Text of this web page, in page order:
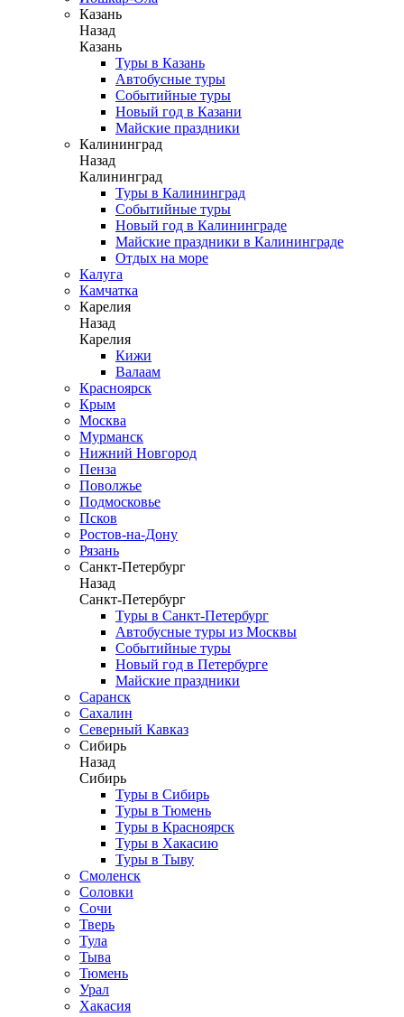
Казань
Назад
Казань
Туры в Казань
Автобусные туры
Событийные туры
Новый год в Казани
Майские праздники
Калининград
Назад
Калининград
Туры в Калининград
Событийные туры
Новый год в Калининграде
Майские праздники в Калининграде
Отдых на море
Калуга
Камчатка
Карелия
Назад
Карелия
Кижи
Валаам
Красноярск
Крым
Москва
Мурманск
Нижний Новгород
Пенза
Поволжье
Подмосковье
Псков
Ростов-на-Дону
Рязань
Санкт-Петербург
Назад
Санкт-Петербург
Туры в Санкт-Петербург
Автобусные туры из Москвы
Событийные туры
Новый год в Петербурге
Майские праздники
Саранск
Сахалин
Северный Кавказ
Сибирь
Назад
Сибирь
Туры в Сибирь
Туры в Тюмень
Туры в Красноярск
Туры в Хакасию
Туры в Тыву
Смоленск
Соловки
Сочи
Тверь
Тула
Тыва
Тюмень
Урал
Хакасия